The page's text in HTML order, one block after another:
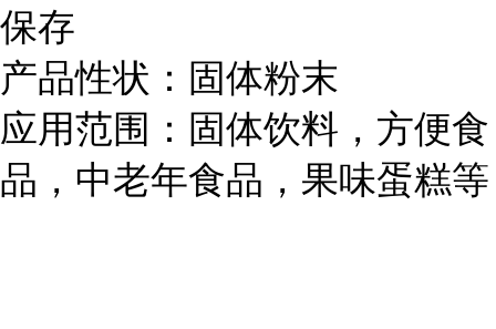
保存
产品性状：固体粉末
应用范围：固体饮料，方便食
品，中老年食品，果味蛋糕等